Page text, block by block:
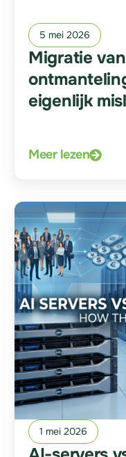
5 mei 2026
Migratie
eigenlijk
Meer lezen
1 mei 2026